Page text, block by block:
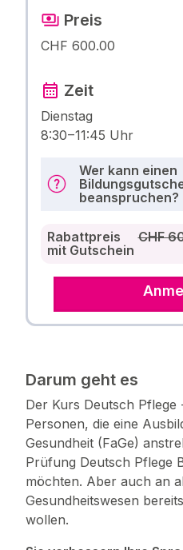
Preis
CHF 600.00
Zeit
Dienstag
8:30 – 11:45 Uhr
Wer kann einen
beanspruchen?
Rabattpreis
mit Gutschein
CHF
Darum geht es
Der Kurs Deutsch Pflege
Personen, die eine
Gesundheit (FaGe)
Prüfung Deutsch Pflege
möchten. Aber auch an
Gesundheitswesen
wollen.